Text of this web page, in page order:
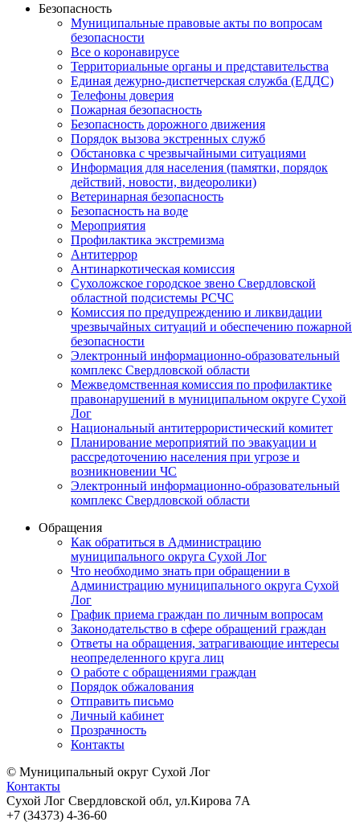
Безопасность
Муниципальные правовые акты по вопросам
безопасности
Все о коронавирусе
Территориальные органы и представительства
Единая дежурно-диспетчерская служба (ЕДДС)
Телефоны доверия
Пожарная безопасность
Безопасность дорожного движения
Порядок вызова экстренных служб
Обстановка с чрезвычайными ситуациями
Информация для населения (памятки, порядок
действий, новости, видеоролики)
Ветеринарная безопасность
Безопасность на воде
Мероприятия
Профилактика экстремизма
Антитеррор
Антинаркотическая комиссия
Сухоложское городское звено Свердловской
областной подсистемы РСЧС
Комиссия по предупреждению и ликвидации
чрезвычайных ситуаций и обеспечению пожарной
безопасности
Электронный информационно-образовательный
комплекс Cвердловской области
Межведомственная комиссия по профилактике
правонарушений в муниципальном округе Сухой
Лог
Национальный антитеррористический комитет
Планирование мероприятий по эвакуации и
рассредоточению населения при угрозе и
возникновении ЧС
Электронный информационно-образовательный
комплекс Свердловской области
Обращения
Как обратиться в Администрацию
муниципального округа Сухой Лог
Что необходимо знать при обращении в
Администрацию муниципального округа Сухой
Лог
График приема граждан по личным вопросам
Законодательство в сфере обращений граждан
Ответы на обращения, затрагивающие интересы
неопределенного круга лиц
О работе с обращениями граждан
Порядок обжалования
Отправить письмо
Личный кабинет
Прозрачность
Контакты
© Муниципальный округ Сухой Лог
Контакты
Сухой Лог Свердловской обл, ул.Кирова 7А
+7 (34373) 4-36-60